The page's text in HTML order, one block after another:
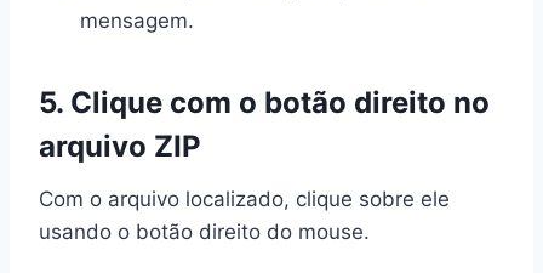
mensagem.
5. Clique com o botão direito no
arquivo ZIP
Com o arquivo localizado, clique sobre ele
usando o botão direito do mouse.